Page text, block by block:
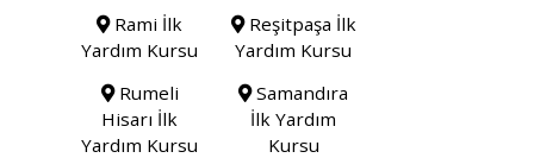
Rami İlk
Yardım Kursu
Reşitpaşa İlk
Yardım Kursu
Rumeli
Hisarı İlk
Yardım Kursu
Samandıra
İlk Yardım
Kursu